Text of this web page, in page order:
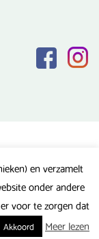
en verzamelt
onder andere
voor te zorgen dat
Akkoord Meer lezen